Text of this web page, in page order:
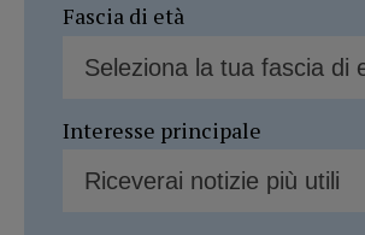
Fascia di età
Interesse principale